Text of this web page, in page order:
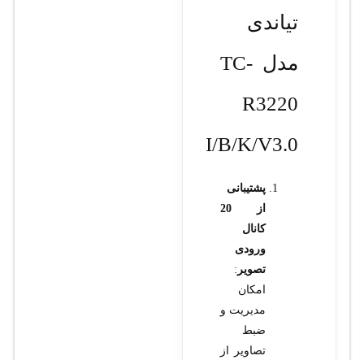
تیاندی
مدل TC-
R3220
I/B/K/V3.0
پشتیبانی
از 20
کانال
ورودی
تصویر :
امکان
مدیریت و
ضبط
تصاویر از